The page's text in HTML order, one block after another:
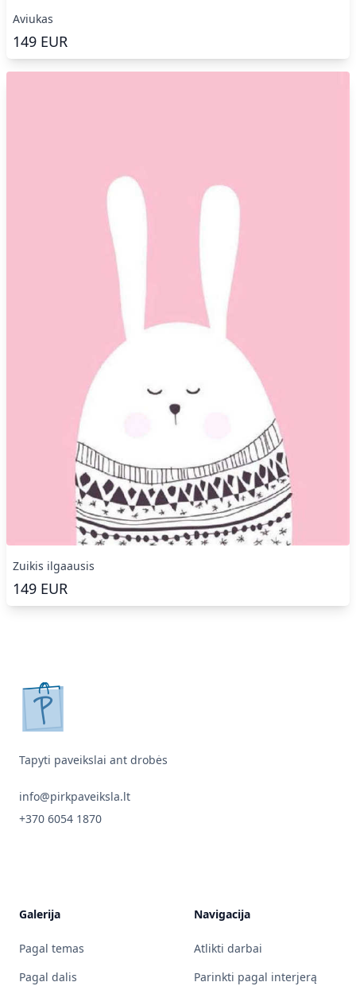
Aviukas
149 EUR
Zuikis ilgaausis
149 EUR
pirkpaveiksla.lt
Tapyti paveikslai ant drobės
info@pirkpaveiksla.lt
+370 6054 1870
Galerija
Pagal temas
Pagal dalis
Navigacija
Atlikti darbai
Parinkti pagal interjerą